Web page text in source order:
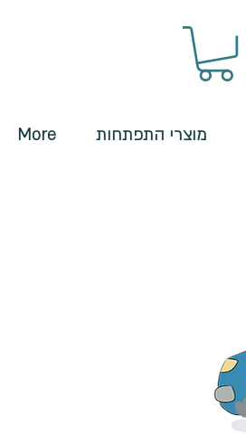
מוצרי התפתחות More